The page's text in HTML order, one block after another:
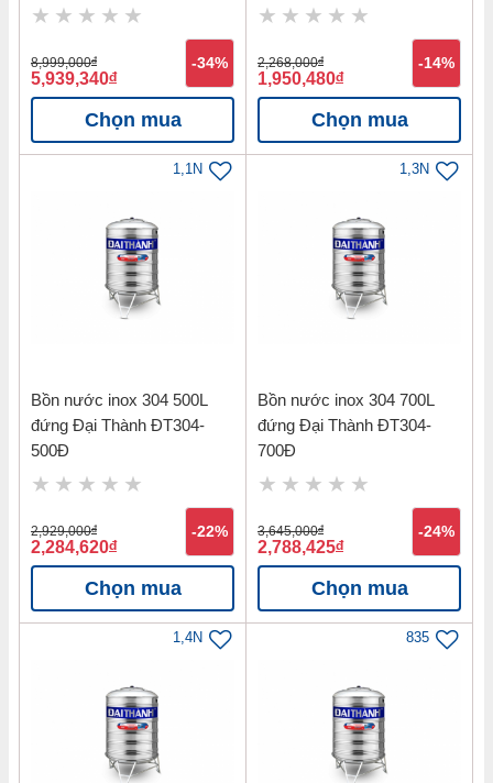
8,999,000đ
5,939,340đ
-34%
Chọn mua
2,268,000đ
1,950,480đ
-14%
Chọn mua
1,1N
Bồn nước inox 304 500L
đứng Đại Thành ĐT304-
500Đ
2,929,000đ
2,284,620đ
-22%
Chọn mua
1,3N
Bồn nước inox 304 700L
đứng Đại Thành ĐT304-
700Đ
3,645,000đ
2,788,425đ
-24%
Chọn mua
1,4N 835